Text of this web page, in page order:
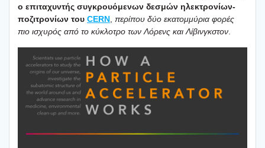
ο επι­τα­χυ­ντής συγκρουό­με­νων δεσμών ηλε­κτρο­νί­ων-
ποζι­τρο­νί­ων του CERN περί­που δύο εκα­τομ­μύ­ρια φορές
πιο ισχυ­ρός από το κύκλο­τρο των Λόρενς και Λίβιν­γκ­στον